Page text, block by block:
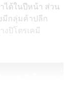
ได้ในปีหน้า ส่วน
มีกลุ่มค้าปลีก
งปิโตรเคมี